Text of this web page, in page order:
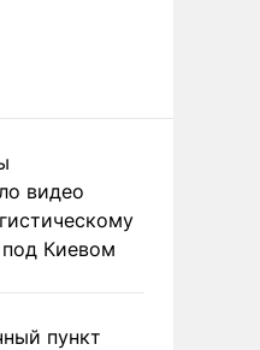
видео
Киевом
пункт